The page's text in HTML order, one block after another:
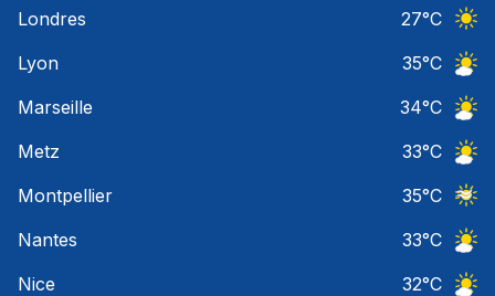
Londres
27°C
Lyon
35°C
Marseille
34°C
Metz
33°C
Montpellier
35°C
Nantes
33°C
Nice
32°C